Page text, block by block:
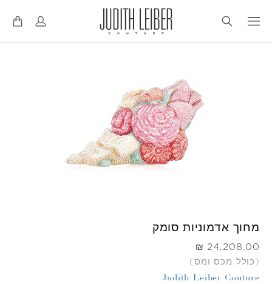
מחוך אדמוניות סומק
היה
(כולל מכס ומס)
Judith Leiber Couture